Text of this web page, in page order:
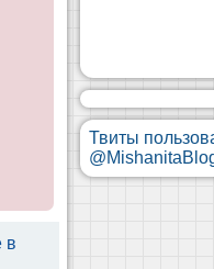
в
Твиты